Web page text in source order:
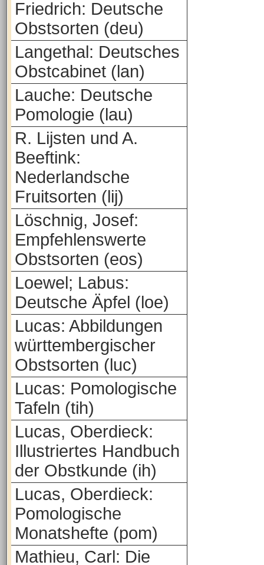
Friedrich: Deutsche
Obstsorten (deu)
Langethal: Deutsches
Obstcabinet (lan)
Lauche: Deutsche
Pomologie (lau)
R. Lijsten und A.
Beeftink:
Nederlandsche
Fruitsorten (lij)
Löschnig, Josef:
Empfehlenswerte
Obstsorten (eos)
Loewel; Labus:
Deutsche Äpfel (loe)
Lucas: Abbildungen
württembergischer
Obstsorten (luc)
Lucas: Pomologische
Tafeln (tih)
Lucas, Oberdieck:
Illustriertes Handbuch
der Obstkunde (ih)
Lucas, Oberdieck:
Pomologische
Monatshefte (pom)
Mathieu, Carl: Die